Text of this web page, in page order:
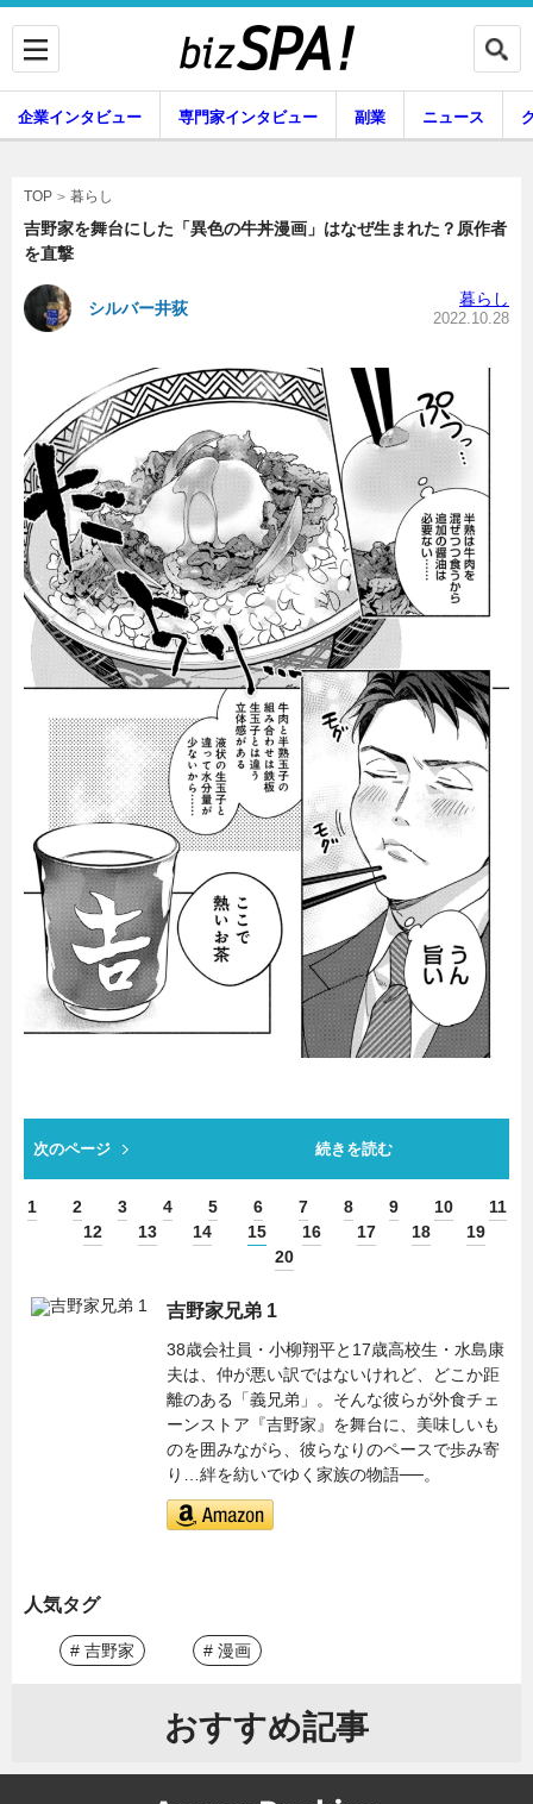
専門家インタビュー
副業 ニュース
グルメ スキル
暮らし エンタメ
連載一覧
企業インタビュー 専門家インタビュー 副業 ニュース
TOP 暮らし
吉野家を舞台にした「異色の牛丼漫画」はなぜ生まれた？原作者
を直撃
シルバー井荻 暮らし
2022.10.28
次のページ 続きを読む
1 2 3 4 5 6 7 8 9 10
11
12
13 14 15 16 17 18
19
20
吉野家兄弟 1
38歳会社員・小柳翔平と17歳高校生・水島康
夫は、仲が悪い訳ではないけれど、どこか距
離のある「義兄弟」。そんな彼らが外食チェ
ーンストア『吉野家』を舞台に、美味しいも
のを囲みながら、彼らなりのペースで歩み寄
り…絆を紡いでゆく家族の物語──。
人気タグ
# 吉野家 # 漫画
おすすめ記事